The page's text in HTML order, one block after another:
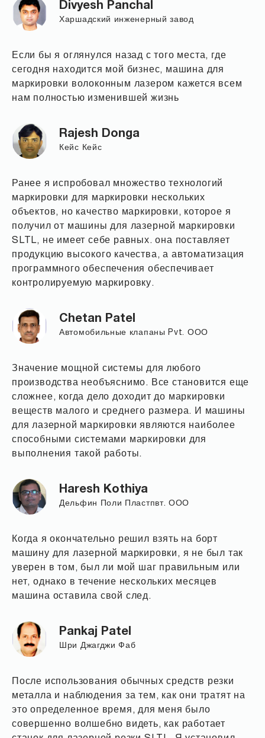
Divyesh Panchal
Харшадский инженерный завод
Если бы я оглянулся назад с того места, где
сегодня находится мой бизнес, машина для
маркировки волоконным лазером кажется всем
нам полностью изменившей жизнь
Rajesh Donga
Кейс Кейс
Ранее я испробовал множество технологий
маркировки для маркировки нескольких
объектов, но качество маркировки, которое я
получил от машины для лазерной маркировки
SLTL, не имеет себе равных. она поставляет
продукцию высокого качества, а автоматизация
программного обеспечения обеспечивает
контролируемую маркировку.
Chetan Patel
Автомобильные клапаны Pvt. ООО
Значение мощной системы для любого
производства необъяснимо. Все становится еще
сложнее, когда дело доходит до маркировки
веществ малого и среднего размера. И машины
для лазерной маркировки являются наиболее
способными системами маркировки для
выполнения такой работы.
Haresh Kothiya
Дельфин Поли Пластпвт. ООО
Когда я окончательно решил взять на борт
машину для лазерной маркировки, я не был так
уверен в том, был ли мой шаг правильным или
нет, однако в течение нескольких месяцев
машина оставила свой след.
Pankaj Patel
Шри Джагджи Фаб
После использования обычных средств резки
металла и наблюдения за тем, как они тратят на
это определенное время, для меня было
совершенно волшебно видеть, как работает